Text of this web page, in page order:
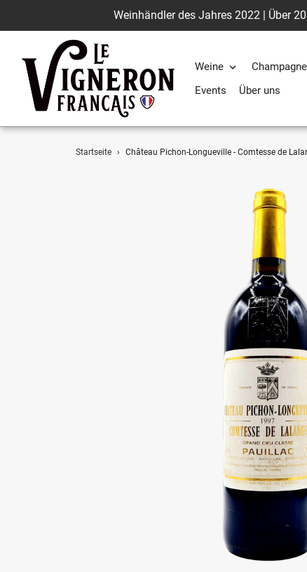
Weinhändler des Jahres 2022 | Über
Weine
Events
Über uns
Startseite › Château Pichon-Longueville - Comtesse de